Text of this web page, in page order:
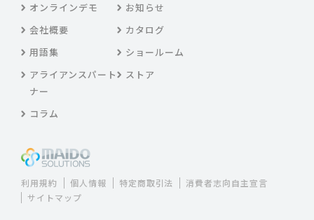
オンラインデモ
お知らせ
会社概要
カタログ
用語集
ショールーム
アライアンスパート
ナー
ストア
コラム
利用規約 個人情報 特定商取引法
消費者志向自主宣言
サイトマップ